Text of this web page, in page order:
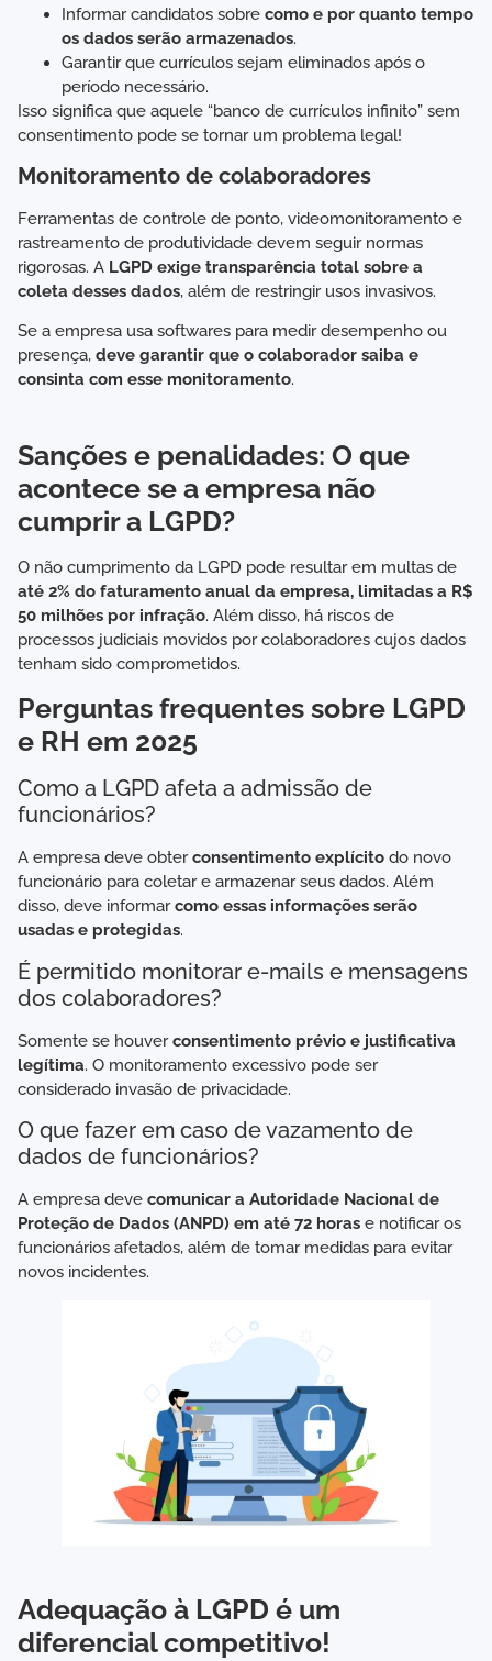
Informar candidatos sobre como e por quanto tempo
os dados serão armazenados.
Garantir que currículos sejam eliminados após o
período necessário.
Isso significa que aquele “banco de currículos infinito” sem
consentimento pode se tornar um problema legal!
Monitoramento de colaboradores
Ferramentas de controle de ponto, videomonitoramento e
rastreamento de produtividade devem seguir normas
rigorosas. A LGPD exige transparência total sobre a
coleta desses dados, além de restringir usos invasivos.
Se a empresa usa softwares para medir desempenho ou
presença, deve garantir que o colaborador saiba e
consinta com esse monitoramento.
Sanções e penalidades: O que
acontece se a empresa não
cumprir a LGPD?
O não cumprimento da LGPD pode resultar em multas de
até 2% do faturamento anual da empresa, limitadas a R$
50 milhões por infração. Além disso, há riscos de
processos judiciais movidos por colaboradores cujos dados
tenham sido comprometidos.
Perguntas frequentes sobre LGPD
e RH em 2025
Como a LGPD afeta a admissão de
funcionários?
A empresa deve obterconsentimento explícito do novo
funcionário para coletar e armazenar seus dados. Além
disso, deve informarcomo essas informações serão
usadas e protegidas.
É permitido monitorar e-mails e mensagens
dos colaboradores?
Somente se houverconsentimento prévio e justificativa
legítima. O monitoramento excessivo pode ser
considerado invasão de privacidade.
O que fazer em caso de vazamento de
dados de funcionários?
A empresa deve comunicar a Autoridade Nacional de
Proteção de Dados (ANPD) em até 72 horas e notificar os
funcionários afetados, além de tomar medidas para evitar
novos incidentes.
Adequação à LGPD é um
diferencial competitivo!